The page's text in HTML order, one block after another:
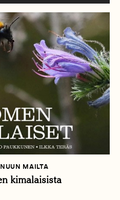
MAILTA
kimalaisista